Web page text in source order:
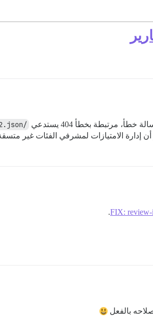
مرتبطة بخطأ 404 يستدعي /admin/users/12.json
FIX: review-
.
بالفعل